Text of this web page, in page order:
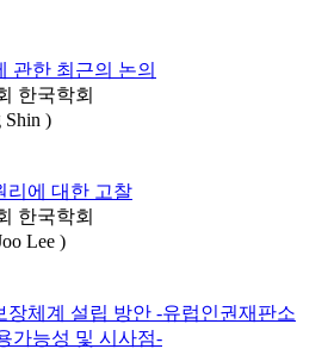
관한 최근의 논의
한국학회
Shin )
리에 대한 고찰
한국학회
Lee )
장체계 설립 방안 -유럽인권재판소
가능성 및 시사점-